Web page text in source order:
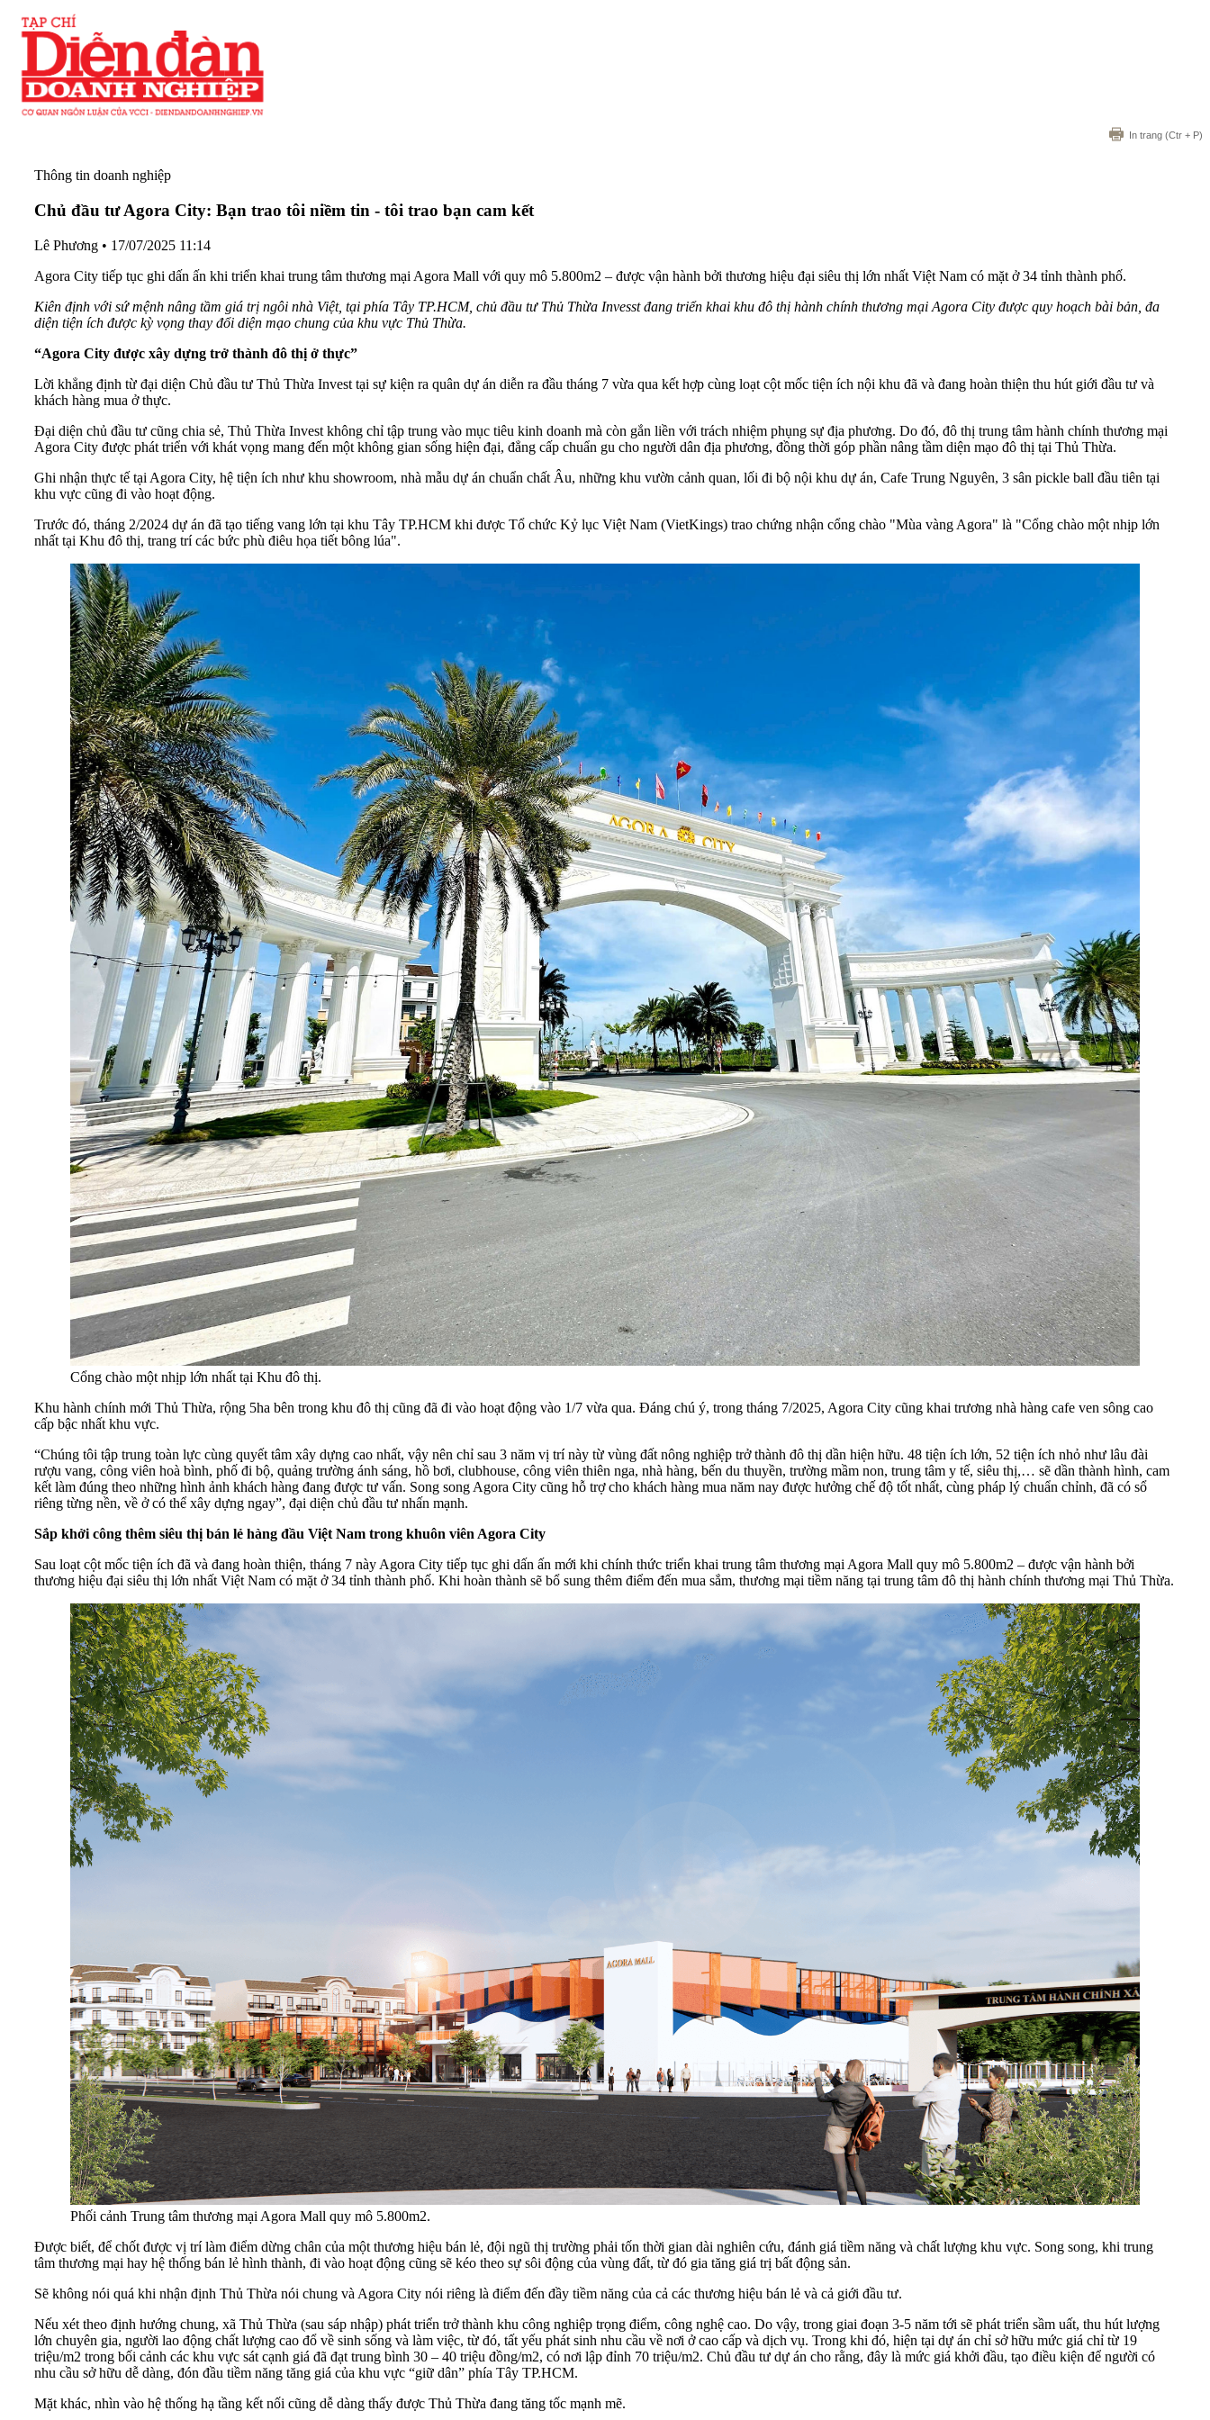
In trang (Ctr + P)
Thông tin doanh nghiệp
Chủ đầu tư Agora City: Bạn trao tôi niềm tin - tôi trao bạn cam kết
Lê Phương • 17/07/2025 11:14
Agora City tiếp tục ghi dấn ấn khi triển khai trung tâm thương mại Agora Mall với quy mô 5.800m2 – được vận hành bởi thương hiệu đại siêu thị lớn nhất Việt Nam có mặt ở 34 tỉnh thành phố.
Kiên định với sứ mệnh nâng tầm giá trị ngôi nhà Việt, tại phía Tây TP.HCM, chủ đầu tư Thủ Thừa Invesst đang triển khai khu đô thị hành chính thương mại Agora City được quy hoạch bài bản, đa
diện tiện ích được kỳ vọng thay đổi diện mạo chung của khu vực Thủ Thừa.
“Agora City được xây dựng trở thành đô thị ở thực”
Lời khẳng định từ đại diện Chủ đầu tư Thủ Thừa Invest tại sự kiện ra quân dự án diễn ra đầu tháng 7 vừa qua kết hợp cùng loạt cột mốc tiện ích nội khu đã và đang hoàn thiện thu hút giới đầu tư và
khách hàng mua ở thực.
Đại diện chủ đầu tư cũng chia sẻ, Thủ Thừa Invest không chỉ tập trung vào mục tiêu kinh doanh mà còn gắn liền với trách nhiệm phụng sự địa phương. Do đó, đô thị trung tâm hành chính thương mại
Agora City được phát triển với khát vọng mang đến một không gian sống hiện đại, đẳng cấp chuẩn gu cho người dân địa phương, đồng thời góp phần nâng tầm diện mạo đô thị tại Thủ Thừa.
Ghi nhận thực tế tại Agora City, hệ tiện ích như khu showroom, nhà mẫu dự án chuẩn chất Âu, những khu vườn cảnh quan, lối đi bộ nội khu dự án, Cafe Trung Nguyên, 3 sân pickle ball đầu tiên tại
khu vực cũng đi vào hoạt động.
Trước đó, tháng 2/2024 dự án đã tạo tiếng vang lớn tại khu Tây TP.HCM khi được Tổ chức Kỷ lục Việt Nam (VietKings) trao chứng nhận cổng chào "Mùa vàng Agora" là "Cổng chào một nhịp lớn
nhất tại Khu đô thị, trang trí các bức phù điêu họa tiết bông lúa".
Cổng chào một nhịp lớn nhất tại Khu đô thị.
Khu hành chính mới Thủ Thừa, rộng 5ha bên trong khu đô thị cũng đã đi vào hoạt động vào 1/7 vừa qua. Đáng chú ý, trong tháng 7/2025, Agora City cũng khai trương nhà hàng cafe ven sông cao
cấp bậc nhất khu vực.
“Chúng tôi tập trung toàn lực cùng quyết tâm xây dựng cao nhất, vậy nên chỉ sau 3 năm vị trí này từ vùng đất nông nghiệp trở thành đô thị dần hiện hữu. 48 tiện ích lớn, 52 tiện ích nhỏ như lâu đài
rượu vang, công viên hoà bình, phố đi bộ, quảng trường ánh sáng, hồ bơi, clubhouse, công viên thiên nga, nhà hàng, bến du thuyền, trường mầm non, trung tâm y tế, siêu thị,… sẽ dần thành hình, cam
kết làm đúng theo những hình ảnh khách hàng đang được tư vấn. Song song Agora City cũng hỗ trợ cho khách hàng mua năm nay được hưởng chế độ tốt nhất, cùng pháp lý chuẩn chỉnh, đã có sổ
riêng từng nền, về ở có thể xây dựng ngay”, đại diện chủ đầu tư nhấn mạnh.
Sắp khởi công thêm siêu thị bán lẻ hàng đầu Việt Nam trong khuôn viên Agora City
Sau loạt cột mốc tiện ích đã và đang hoàn thiện, tháng 7 này Agora City tiếp tục ghi dấn ấn mới khi chính thức triển khai trung tâm thương mại Agora Mall quy mô 5.800m2 – được vận hành bởi
thương hiệu đại siêu thị lớn nhất Việt Nam có mặt ở 34 tỉnh thành phố. Khi hoàn thành sẽ bổ sung thêm điểm đến mua sắm, thương mại tiềm năng tại trung tâm đô thị hành chính thương mại Thủ Thừa.
Phối cảnh Trung tâm thương mại Agora Mall quy mô 5.800m2.
Được biết, để chốt được vị trí làm điểm dừng chân của một thương hiệu bán lẻ, đội ngũ thị trường phải tốn thời gian dài nghiên cứu, đánh giá tiềm năng và chất lượng khu vực. Song song, khi trung
tâm thương mại hay hệ thống bán lẻ hình thành, đi vào hoạt động cũng sẽ kéo theo sự sôi động của vùng đất, từ đó gia tăng giá trị bất động sản.
Sẽ không nói quá khi nhận định Thủ Thừa nói chung và Agora City nói riêng là điểm đến đầy tiềm năng của cả các thương hiệu bán lẻ và cả giới đầu tư.
Nếu xét theo định hướng chung, xã Thủ Thừa (sau sáp nhập) phát triển trở thành khu công nghiệp trọng điểm, công nghệ cao. Do vậy, trong giai đoạn 3-5 năm tới sẽ phát triển sầm uất, thu hút lượng
lớn chuyên gia, người lao động chất lượng cao đổ về sinh sống và làm việc, từ đó, tất yếu phát sinh nhu cầu về nơi ở cao cấp và dịch vụ. Trong khi đó, hiện tại dự án chỉ sở hữu mức giá chỉ từ 19
triệu/m2 trong bối cảnh các khu vực sát cạnh giá đã đạt trung bình 30 – 40 triệu đồng/m2, có nơi lập đỉnh 70 triệu/m2. Chủ đầu tư dự án cho rằng, đây là mức giá khởi đầu, tạo điều kiện để người có
nhu cầu sở hữu dễ dàng, đón đầu tiềm năng tăng giá của khu vực “giữ dân” phía Tây TP.HCM.
Mặt khác, nhìn vào hệ thống hạ tầng kết nối cũng dễ dàng thấy được Thủ Thừa đang tăng tốc mạnh mẽ.